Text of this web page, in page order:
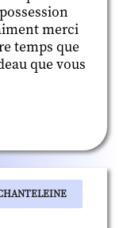
merci
temps que
que vous